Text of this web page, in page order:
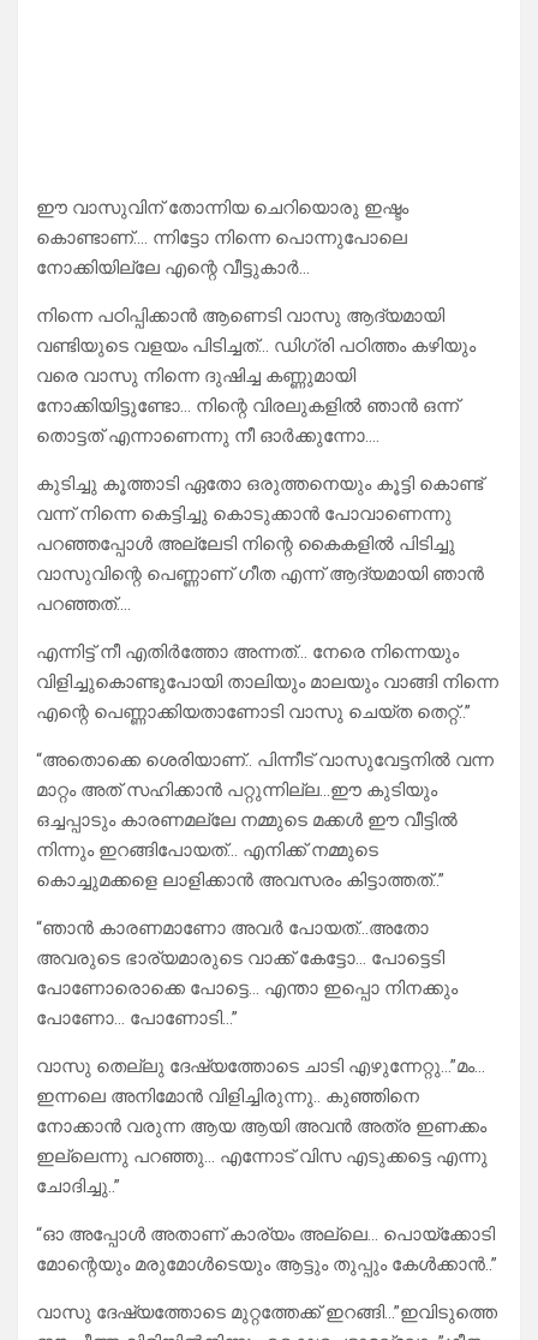
ഈ വാസുവിന് തോന്നിയ ചെറിയൊരു ഇഷ്ടം
കൊണ്ടാണ്…. ന്നിട്ടോ നിന്നെ പൊന്നുപോലെ
നോക്കിയില്ലേ എന്റെ വീട്ടുകാർ…
നിന്നെ പഠിപ്പിക്കാൻ ആണെടി വാസു ആദ്യമായി
വണ്ടിയുടെ വളയം പിടിച്ചത്… ഡിഗ്രി പഠിത്തം കഴിയും
വരെ വാസു നിന്നെ ദുഷിച്ച കണ്ണുമായി
നോക്കിയിട്ടുണ്ടോ… നിന്റെ വിരലുകളിൽ ഞാൻ ഒന്ന്
തൊട്ടത് എന്നാണെന്നു നീ ഓർക്കുന്നോ….
കുടിച്ചു കൂത്താടി ഏതോ ഒരുത്തനെയും കൂട്ടി കൊണ്ട്
വന്ന് നിന്നെ കെട്ടിച്ചു കൊടുക്കാൻ പോവാണെന്നു
പറഞ്ഞപ്പോൾ അല്ലേടി നിന്റെ കൈകളിൽ പിടിച്ചു
വാസുവിന്റെ പെണ്ണാണ് ഗീത എന്ന് ആദ്യമായി ഞാൻ
പറഞ്ഞത്….
എന്നിട്ട് നീ എതിർത്തോ അന്നത്… നേരെ നിന്നെയും
വിളിച്ചുകൊണ്ടുപോയി താലിയും മാലയും വാങ്ങി നിന്നെ
എന്റെ പെണ്ണാക്കിയതാണോടി വാസു ചെയ്ത തെറ്റ്..”
“അതൊക്കെ ശെരിയാണ്.. പിന്നീട് വാസുവേട്ടനിൽ വന്ന
മാറ്റം അത് സഹിക്കാൻ പറ്റുന്നില്ല…ഈ കുടിയും
ഒച്ചപ്പാടും കാരണമല്ലേ നമ്മുടെ മക്കൾ ഈ വീട്ടിൽ
നിന്നും ഇറങ്ങിപോയത്… എനിക്ക് നമ്മുടെ
കൊച്ചുമക്കളെ ലാളിക്കാൻ അവസരം കിട്ടാത്തത്..”
“ഞാൻ കാരണമാണോ അവർ പോയത്…അതോ
അവരുടെ ഭാര്യമാരുടെ വാക്ക് കേട്ടോ… പോട്ടെടി
പോണോരൊക്കെ പോട്ടെ… എന്താ ഇപ്പൊ നിനക്കും
പോണോ… പോണോടി…”
വാസു തെല്ലു ദേഷ്യത്തോടെ ചാടി എഴുന്നേറ്റു…”മം…
ഇന്നലെ അനിമോൻ വിളിച്ചിരുന്നു.. കുഞ്ഞിനെ
നോക്കാൻ വരുന്ന ആയ ആയി അവൻ അത്ര ഇണക്കം
ഇല്ലെന്നു പറഞ്ഞു… എന്നോട് വിസ എടുക്കട്ടെ എന്നു
ചോദിച്ചു..”
“ഓ അപ്പോൾ അതാണ് കാര്യം അല്ലെ… പൊയ്ക്കോടി
മോന്റെയും മരുമോൾടെയും ആട്ടും തുപ്പും കേൾക്കാൻ..”
വാസു ദേഷ്യത്തോടെ മുറ്റത്തേക്ക് ഇറങ്ങി…”ഇവിടുത്തെ